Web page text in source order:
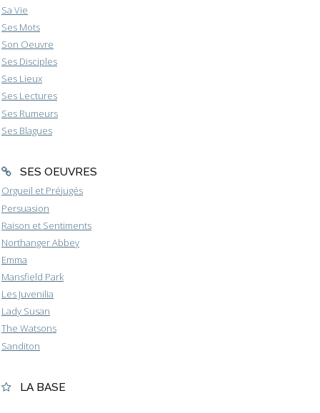
Sa Vie
Ses Mots
Son Oeuvre
Ses Disciples
Ses Lieux
Ses Lectures
Ses Rumeurs
Ses Blagues
SES OEUVRES
Orgueil et Préjugés
Persuasion
Raison et Sentiments
Northanger Abbey
Emma
Mansfield Park
Les Juvenilia
Lady Susan
The Watsons
Sanditon
LA BASE